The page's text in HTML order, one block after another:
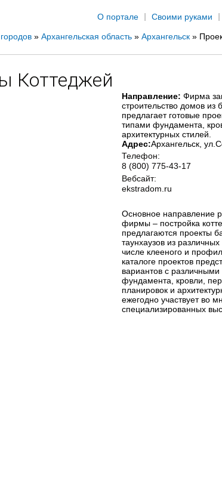
О портале
Своими руками
» Архангельская область » Архангельск »
Коттеджей
Направление: Фирма
строительство домов из
предлагает готовые
типами фундамента,
архитектурных стилей.
Адрес:Архангельск ,
Телефон:
8 (800) 775-43-17
Вебсайт:
ekstradom.ru
Основное направление
фирмы – постройка
предлагаются проекты
таунхаузов из
числе клееного и
каталоге проектов
вариантов с различными
фундамента, кровли,
планировок и
ежегодно участвует во
специализированных